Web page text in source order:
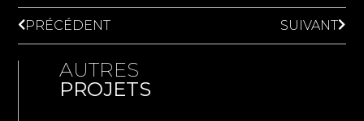
PRÉCÉDENT SUIVANT
AUTRES
PROJETS